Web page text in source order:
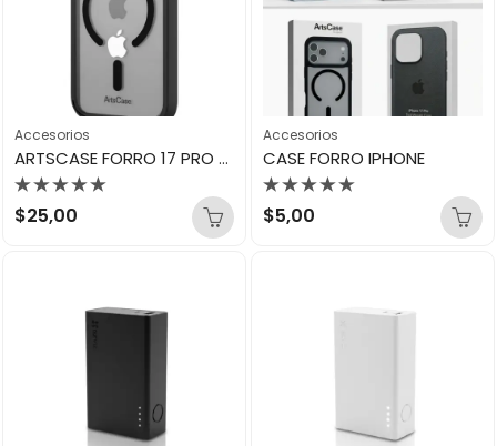
Accesorios
ARTSCASE FORRO 17 PRO MAX BORDE NEGRO
Valorado
con
$25,00
Accesorios
CASE FORRO IPHONE
Valorado
con
$5,00